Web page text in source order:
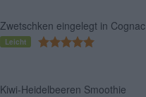
Zwetschken eingelegt in Cognac
Leicht
Kiwi-Heidelbeeren Smoothie